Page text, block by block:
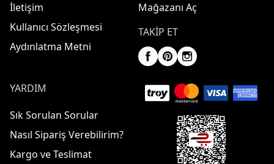
İletişim
Kullanıcı Sözleşmesi
Aydınlatma Metni
Mağazanı Aç
TAKIP ET
YARDIM
Sık Sorulan Sorular
Nasıl Sipariş Verebilirim?
Kargo ve Teslimat